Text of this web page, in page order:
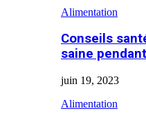
Alimentation
Conseils
saine
juin 19, 2023
Alimentation